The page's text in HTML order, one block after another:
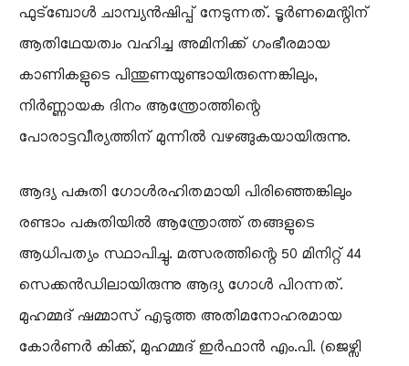
ഫുട്ബോൾ ചാമ്പ്യൻഷിപ്പ് നേടുന്നത്. ടൂർണമെന്റിന്
ആതിഥേയത്വം വഹിച്ച അമിനിക്ക് ഗംഭീരമായ
കാണികളുടെ പിന്തുണയുണ്ടായിരുന്നെങ്കിലും,
നിർണ്ണായക ദിനം ആന്ത്രോത്തിന്റെ
പോരാട്ടവീര്യത്തിന് മുന്നിൽ വഴങ്ങുകയായിരുന്നു.
ആദ്യ പകുതി ഗോൾരഹിതമായി പിരിഞ്ഞെങ്കിലും
രണ്ടാം പകുതിയിൽ ആന്ത്രോത്ത് തങ്ങളുടെ
ആധിപത്യം സ്ഥാപിച്ചു. മത്സരത്തിന്റെ 50 മിനിറ്റ് 44
സെക്കൻഡിലായിരുന്നു ആദ്യ ഗോൾ പിറന്നത്.
മുഹമ്മദ് ഷമ്മാസ് എടുത്ത അതിമനോഹരമായ
കോർണർ കിക്ക്, മുഹമ്മദ് ഇർഫാൻ എം.പി. (ജെഴ്സി